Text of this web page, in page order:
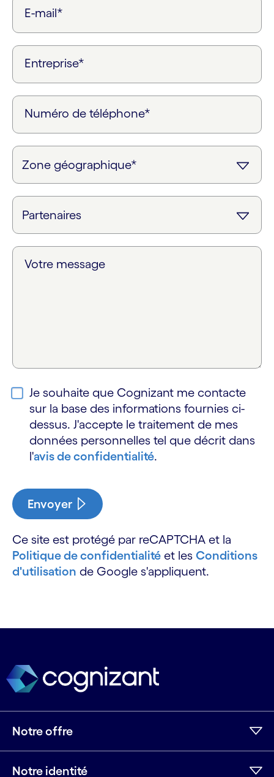
E-mail*
Entreprise*
Numéro de téléphone*
Votre message
Je souhaite que Cognizant me contacte
sur la base des informations fournies ci-
dessus. J'accepte le traitement de mes
données personnelles tel que décrit dans
l'avis de confidentialité.
Envoyer
Ce site est protégé par reCAPTCHA et la
Politique de confidentialité et les Conditions
d'utilisation de Google s'appliquent.
Notre offre
Notre identité